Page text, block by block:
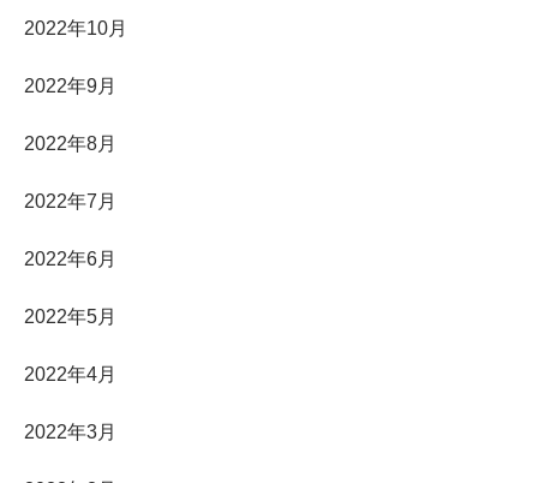
2022年10月
2022年9月
2022年8月
2022年7月
2022年6月
2022年5月
2022年4月
2022年3月